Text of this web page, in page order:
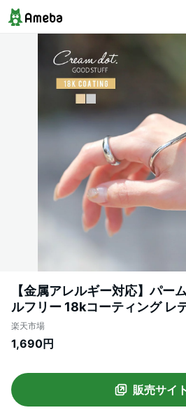
【金属アレルギー対応】パー
ルフリー 18kコーティング レ
しゃれ メタル ウェーブ バング
シンプル フェミニン ゴールド
楽天市場
1,690円
販売サイ